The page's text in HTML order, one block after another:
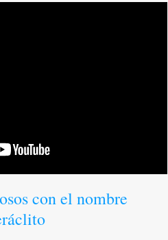
con el nombre